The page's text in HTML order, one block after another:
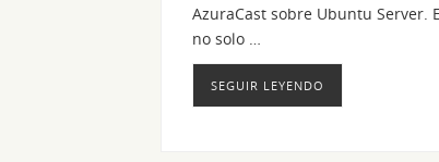
AzuraCast sobre Ubuntu Server.
no solo …
SEGUIR LEYENDO